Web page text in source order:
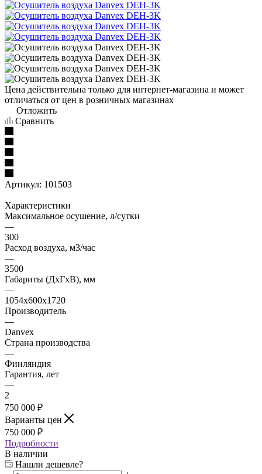
Цена действительна только для интернет-магазина и может
отличаться от цен в розничных магазинах
Отложить
Сравнить
Артикул: 101503
Характеристики
Максимальное осушение, л/сутки
—
300
Расход воздуха, м3/час
—
3500
Габариты (ДxГxВ), мм
—
1054x600x1720
Производитель
—
Danvex
Страна производства
—
Финляндия
Гарантия, лет
—
2
750 000 ₽
Варианты цен
750 000 ₽
Подробности
В наличии
Нашли дешевле?